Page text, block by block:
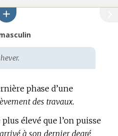
phase d’une
des travaux.
élevé que l’on puisse
à son dernier degré